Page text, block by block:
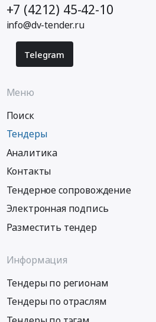
+7 (4212) 45-42-10
info@dv-tender.ru
Telegram
Меню
Поиск
Тендеры
Аналитика
Контакты
Тендерное сопровождение
Электронная подпись
Разместить тендер
Информация
Тендеры по регионам
Тендеры по отраслям